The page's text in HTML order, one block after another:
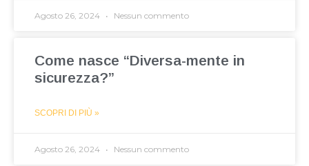
Agosto 26, 2024 Nessun commento
Come nasce “Diversa-mente in
sicurezza?”
SCOPRI DI PIÙ »
Agosto 26, 2024 Nessun commento